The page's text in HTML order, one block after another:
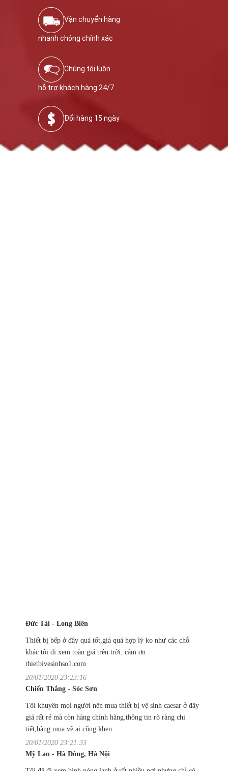
Vận chuyển hàng
nhanh chóng chính xác
Chúng tôi luôn
hỗ trợ khách hàng 24/7
Đổi hàng 15 ngày
Đức Tài - Long Biên
Thiết bị bếp ở đây quá tốt,giá quá hợp lý ko như các chỗ
khác tôi đi xem toàn giá trên trời. cảm ơn
thietbivesinhso1.com
20/01/2020 23:23:16
Chiến Thắng - Sóc Sơn
Tôi khuyên mọi người nên mua thiết bị vệ sinh caesar ở đây
giá rất rẻ mà còn hàng chính hãng.thông tin rõ ràng chi
tiết,hàng mua về ai cũng khen.
20/01/2020 23:21:33
Mỹ Lan - Hà Đông, Hà Nội